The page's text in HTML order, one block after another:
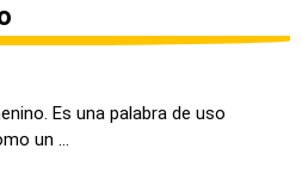
Es una palabra de uso
un ...